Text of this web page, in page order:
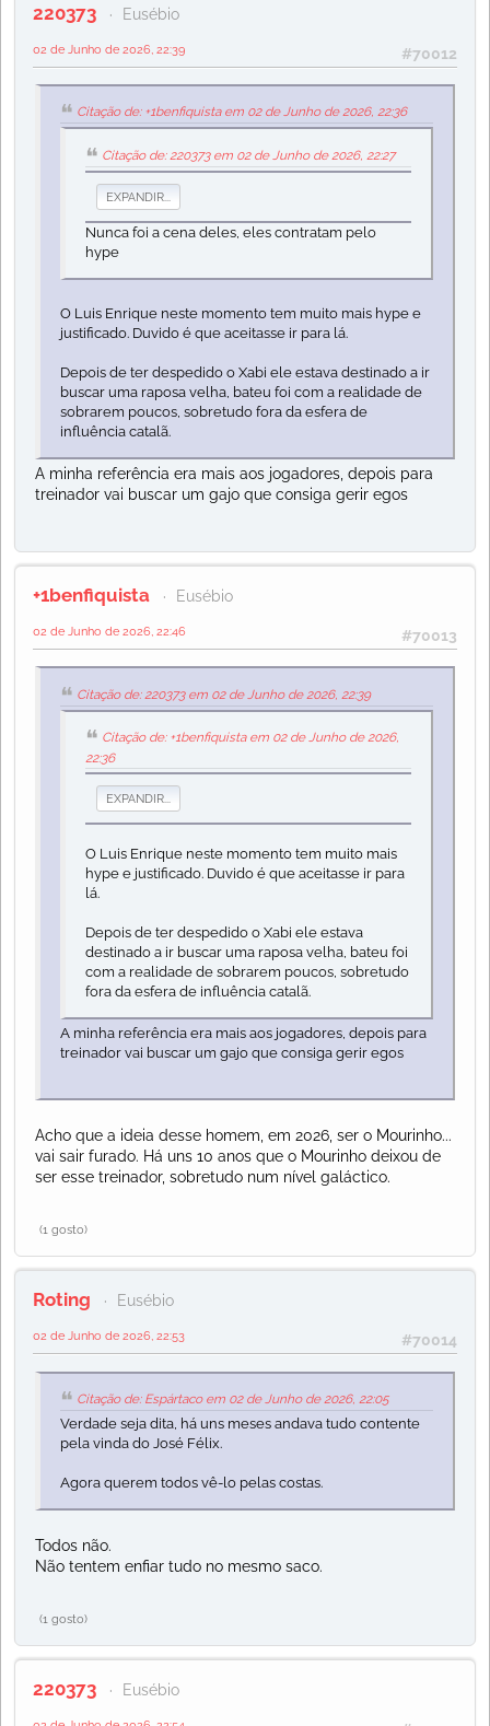
220373 Eusébio
#70012
02 de Junho de 2026, 22:39
Citação de: +1benfiquista em 02 de Junho de 2026, 22:36
Citação de: 220373 em 02 de Junho de 2026, 22:27
EXPANDIR...
Nunca foi a cena deles, eles contratam pelo
hype
O Luis Enrique neste momento tem muito mais hype e
justificado. Duvido é que aceitasse ir para lá.
Depois de ter despedido o Xabi ele estava destinado a ir
buscar uma raposa velha, bateu foi com a realidade de
sobrarem poucos, sobretudo fora da esfera de
influência catalã.
A minha referência era mais aos jogadores, depois para
treinador vai buscar um gajo que consiga gerir egos
+1benfiquista Eusébio
#70013
02 de Junho de 2026, 22:46
Citação de: 220373 em 02 de Junho de 2026, 22:39
Citação de: +1benfiquista em 02 de Junho de 2026,
22:36
EXPANDIR...
O Luis Enrique neste momento tem muito mais
hype e justificado. Duvido é que aceitasse ir para
lá.
Depois de ter despedido o Xabi ele estava
destinado a ir buscar uma raposa velha, bateu foi
com a realidade de sobrarem poucos, sobretudo
fora da esfera de influência catalã.
A minha referência era mais aos jogadores, depois para
treinador vai buscar um gajo que consiga gerir egos
Acho que a ideia desse homem, em 2026, ser o Mourinho...
vai sair furado. Há uns 10 anos que o Mourinho deixou de
ser esse treinador, sobretudo num nível galáctico.
(1 gosto)
Roting Eusébio
#70014
02 de Junho de 2026, 22:53
Citação de: Espártaco em 02 de Junho de 2026, 22:05
Verdade seja dita, há uns meses andava tudo contente
pela vinda do José Félix.
Agora querem todos vê-lo pelas costas.
Todos não.
Não tentem enfiar tudo no mesmo saco.
(1 gosto)
220373 Eusébio